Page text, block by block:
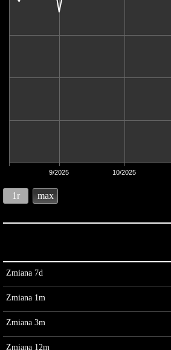
9/2025 10/2025
1r max
Zmiana 7d
Zmiana 1m
Zmiana 3m
Zmiana 12m